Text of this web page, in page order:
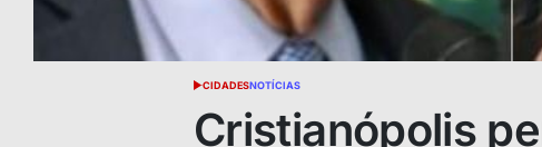
POSTED
CIDADESNOTÍCIAS
Cristianópolis